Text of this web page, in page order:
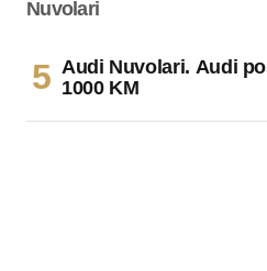
Audi Nuvolari. Audi
1000 KM